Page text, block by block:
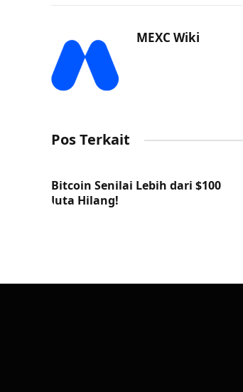
MEXC Wiki
Pos Terkait
Bitcoin Senilai Lebih dari $100
Juta Hilang!